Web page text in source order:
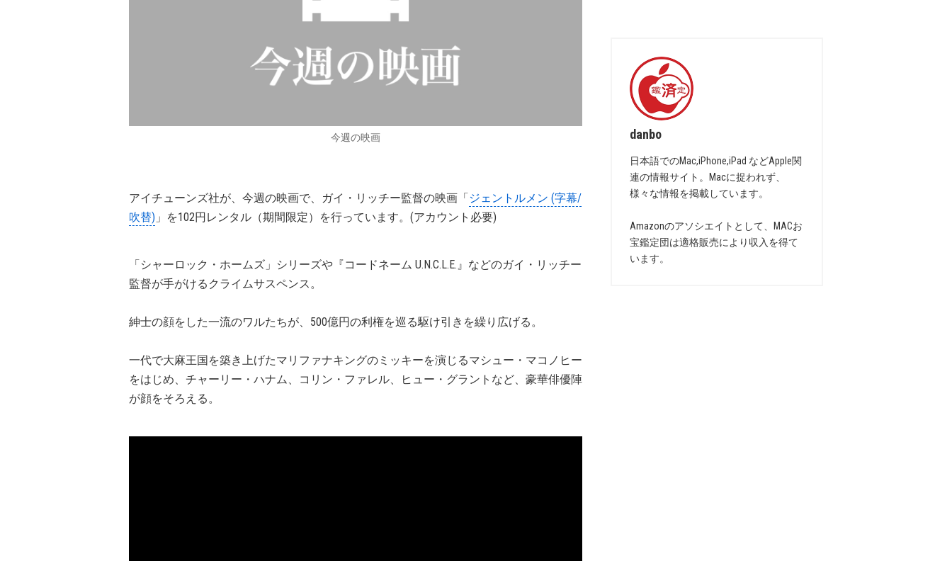
今週の映画
アイチューンズ社が、今週の映画で、ガイ・リッチー監督の映画「ジェントルメン (字幕/
吹替) 」を102円レンタル（期間限定）を行っています。(アカウント必要)
「シャーロック・ホームズ」シリーズや『コードネーム U.N.C.L.E.』などのガイ・リッチー
監督が手がけるクライムサスペンス。
紳士の顔をした一流のワルたちが、500億円の利権を巡る駆け引きを繰り広げる。
一代で大麻王国を築き上げたマリファナキングのミッキーを演じるマシュー・マコノヒー
をはじめ、チャーリー・ハナム、コリン・ファレル、ヒュー・グラントなど、豪華俳優陣
が顔をそろえる。
danbo
日本語でのMac,iPhone,iPad などApple関
連の情報サイト。Macに捉われず、
様々な情報を掲載しています。
Amazonのアソシエイトとして、MACお
宝鑑定団は適格販売により収入を得て
います。